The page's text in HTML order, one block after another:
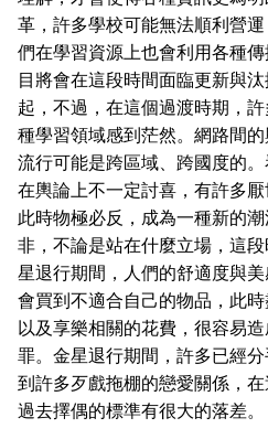
革，許多學校可能無法順利營
們在學習資源上也會利用各種
目將會在這段時間面臨更新與
起，不過，在這個過渡時期，
種學習領域感到茫然。網路間
流行可能是跨區域、跨國度的
在輿論上不一定討喜，有許多
此時物極必反，成為一種新的
非，不論是站在什麼立場，這
星退行期間，人們的舒適度與
會買到不適合自己的物品，此時
以及享樂相關的花費，很容易
罪。金星退行期間，許多已經
到許多歹戲拖棚的戀愛關係，
過去擇偶的標準有很大的落差。